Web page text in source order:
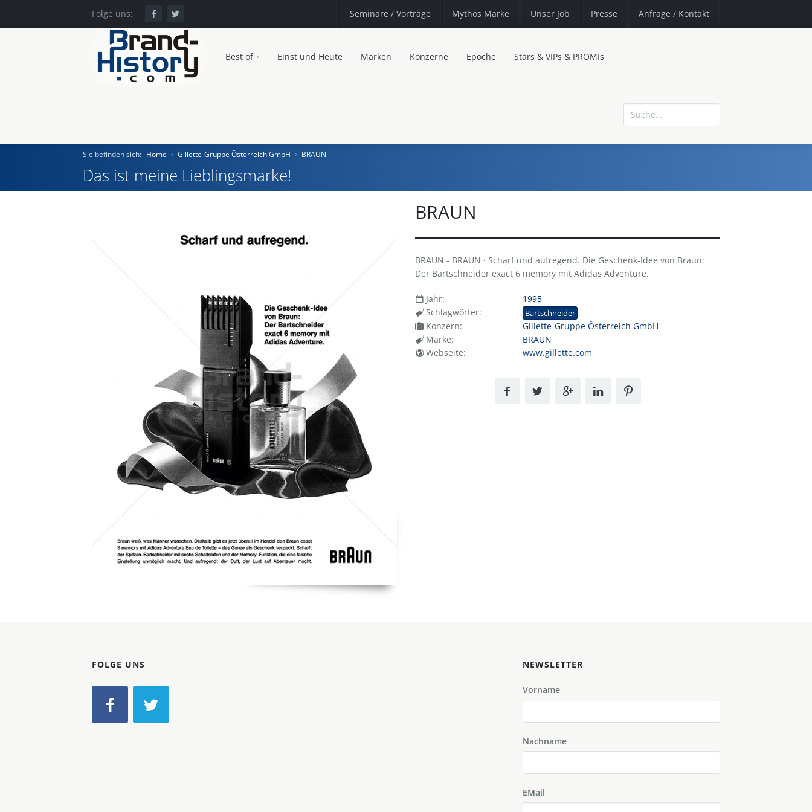
Folge uns: Seminare / Vorträge Mythos Marke Unser Job Presse Anfrage / Kontakt
Best of Einst und Heute Marken Konzerne Epoche Stars & VIPs & PROMIs
Sie befinden sich: Home Gillette-Gruppe Österreich GmbH BRAUN
Das ist meine Lieblingsmarke!
BRAUN
BRAUN - BRAUN · Scharf und aufregend. Die Geschenk-Idee von Braun:
Der Bartschneider exact 6 memory mit Adidas Adventure.
Jahr:
1995
Schlagwörter:
Bartschneider
Konzern:
Gillette-Gruppe Österreich GmbH
Marke:
BRAUN
Webseite:
www.gillette.com
FOLGE UNS NEWSLETTER
Vorname
Nachname
EMail